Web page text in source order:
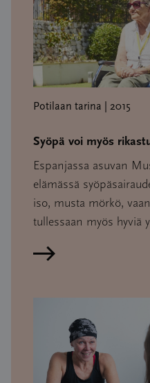
Potilaan tarina | 2015
Syöpä voi myös
Espanjassa asuvan
elämässä
iso, musta mörkö,
tullessaan myös hyviä
Lue artikkeli